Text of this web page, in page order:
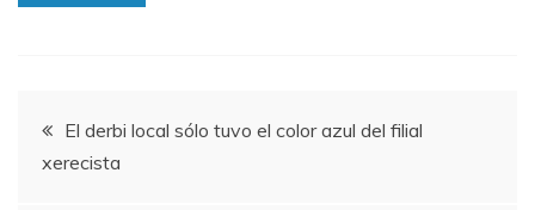
Navegación
de
El derbi local sólo tuvo el color azul del filial
xerecista